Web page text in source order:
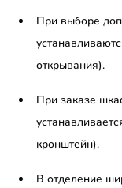
При выборе
открывания).
При заказе
кронштейн).
В отделение